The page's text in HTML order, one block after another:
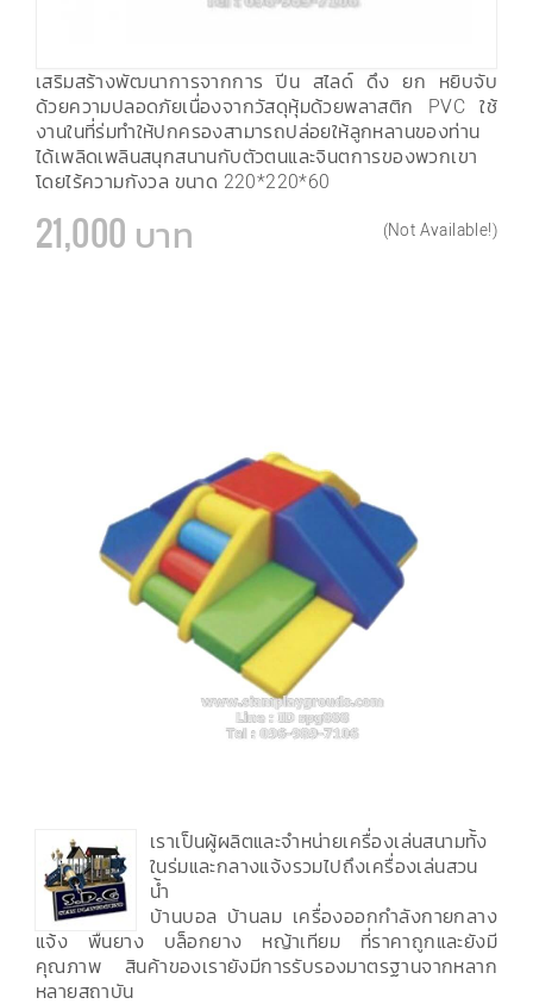
เสริมสร้างพัฒนาการจากการ ปีน สไลด์ ดึง ยก หยิบจับ
ด้วยความปลอดภัยเนื่องจากวัสดุหุ้มด้วยพลาสติก PVC ใช้
งานในที่ร่มทำให้ปกครองสามารถปล่อยให้ลูกหลานของท่าน
ได้เพลิดเพลินสนุกสนานกับตัวตนและจินตการของพวกเขา
โดยไร้ความกังวล ขนาด 220*220*60
21,000 บาท (Not Available!)
เราเป็นผู้ผลิตและจำหน่ายเครื่องเล่นสนามทั้ง
ในร่มและกลางแจ้งรวมไปถึงเครื่องเล่นสวน
น้ำ
บ้านบอล บ้านลม เครื่องออกกำลังกายกลาง
แจ้ง พื้นยาง บล็อกยาง หญ้าเทียม ที่ราคาถูกและยังมี
คุณภาพ สินค้าของเรายังมีการรับรองมาตรฐานจากหลาก
หลายสถาบัน